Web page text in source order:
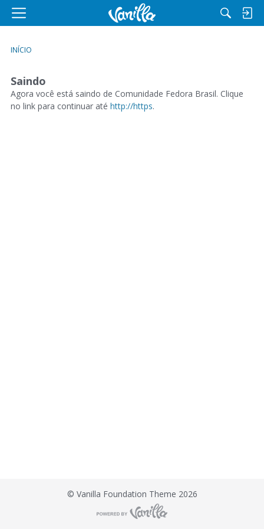
M
n
u
INÍCIO
Saindo
Agora você está saindo de Comunidade Fedora Brasil. Clique
no link para continuar até http://https.